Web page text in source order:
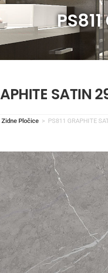
SATIN
Zidne Pločice > PS811 GRAPHITE